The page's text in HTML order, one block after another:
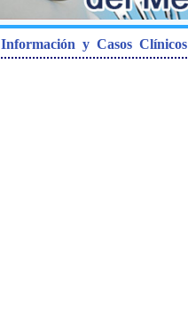
Información y Casos Clínicos